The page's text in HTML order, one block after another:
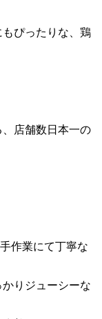
ぴったりな、鶏
店舗数日本一の
作業にて丁寧な
りジューシーな